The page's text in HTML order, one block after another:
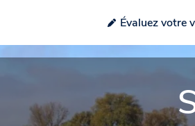
Évaluez votre